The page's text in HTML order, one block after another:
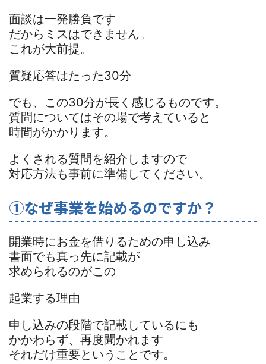
面談は一発勝負です
だからミスはできません。
これが大前提。
質疑応答はたった30分
でも、この30分が長く感じるものです。
質問についてはその場で考えていると
時間がかかります。
よくされる質問を紹介しますので
対応方法も事前に準備してください。
①なぜ事業を始めるのですか？
開業時にお金を借りるための申し込み
書面でも真っ先に記載が
求められるのがこの
起業する理由
申し込みの段階で記載しているにも
かかわらず、再度聞かれます
それだけ重要ということです。